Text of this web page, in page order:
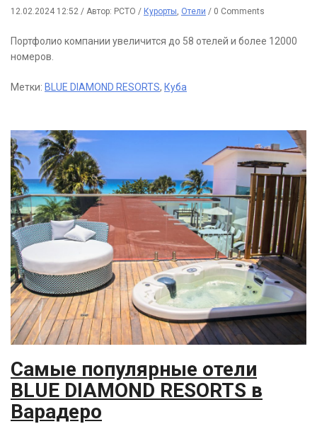
12.02.2024 12:52 / Автор: РСТО / Курорты, Отели / 0 Comments
Портфолио компании увеличится до 58 отелей и более 12000
номеров.
Метки: BLUE DIAMOND RESORTS, Куба
Самые популярные отели
BLUE DIAMOND RESORTS в
Варадеро